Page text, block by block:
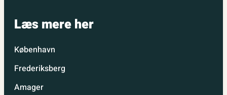
Læs mere her
København
Frederiksberg
Amager